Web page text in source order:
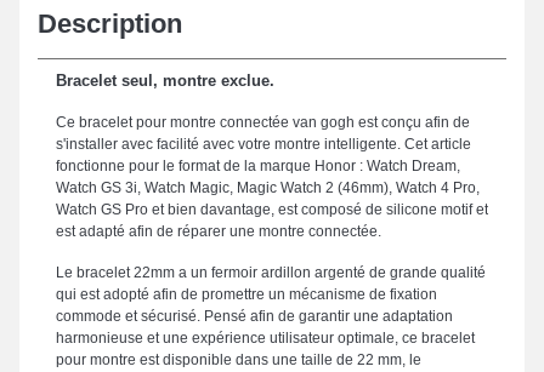
Description
Bracelet seul, montre exclue.
Ce bracelet pour montre connectée van gogh est conçu afin de
s'installer avec facilité avec votre montre intelligente. Cet article
fonctionne pour le format de la marque Honor : Watch Dream,
Watch GS 3i, Watch Magic, Magic Watch 2 (46mm), Watch 4 Pro,
Watch GS Pro et bien davantage, est composé de silicone motif et
est adapté afin de réparer une montre connectée.
Le bracelet 22mm a un fermoir ardillon argenté de grande qualité
qui est adopté afin de promettre un mécanisme de fixation
commode et sécurisé. Pensé afin de garantir une adaptation
harmonieuse et une expérience utilisateur optimale, ce bracelet
pour montre est disponible dans une taille de 22 mm, le